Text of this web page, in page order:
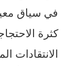
في سياق
كثرة
الانتقادات